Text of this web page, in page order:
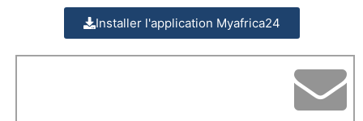
Installer l'application Myafrica24